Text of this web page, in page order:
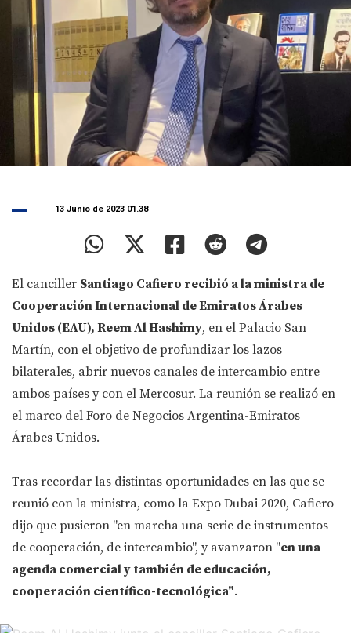
13 Junio de 2023 01.38
El canciller Santiago Cafiero recibió a la ministra de
Cooperación Internacional de Emiratos Árabes
Unidos (EAU), Reem Al Hashimy, en el Palacio San
Martín, con el objetivo de profundizar los lazos
bilaterales, abrir nuevos canales de intercambio entre
ambos países y con el Mercosur. La reunión se realizó en
el marco del Foro de Negocios Argentina-Emiratos
Árabes Unidos.
Tras recordar las distintas oportunidades en las que se
reunió con la ministra, como la Expo Dubai 2020, Cafiero
dijo que pusieron "en marcha una serie de instrumentos
de cooperación, de intercambio", y avanzaron "en una
agenda comercial y también de educación,
cooperación científico-tecnológica".